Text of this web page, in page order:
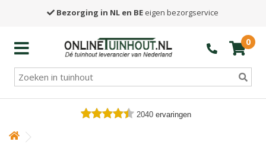
Bezorging in NL en BE eigen bezorgservice
0
2040 ervaringen